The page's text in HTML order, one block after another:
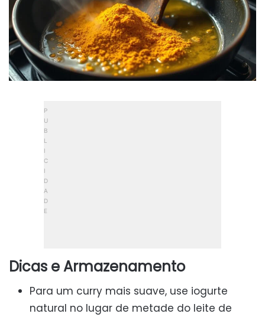
Dicas e Armazenamento
Para um curry mais suave, use iogurte
natural no lugar de metade do leite de